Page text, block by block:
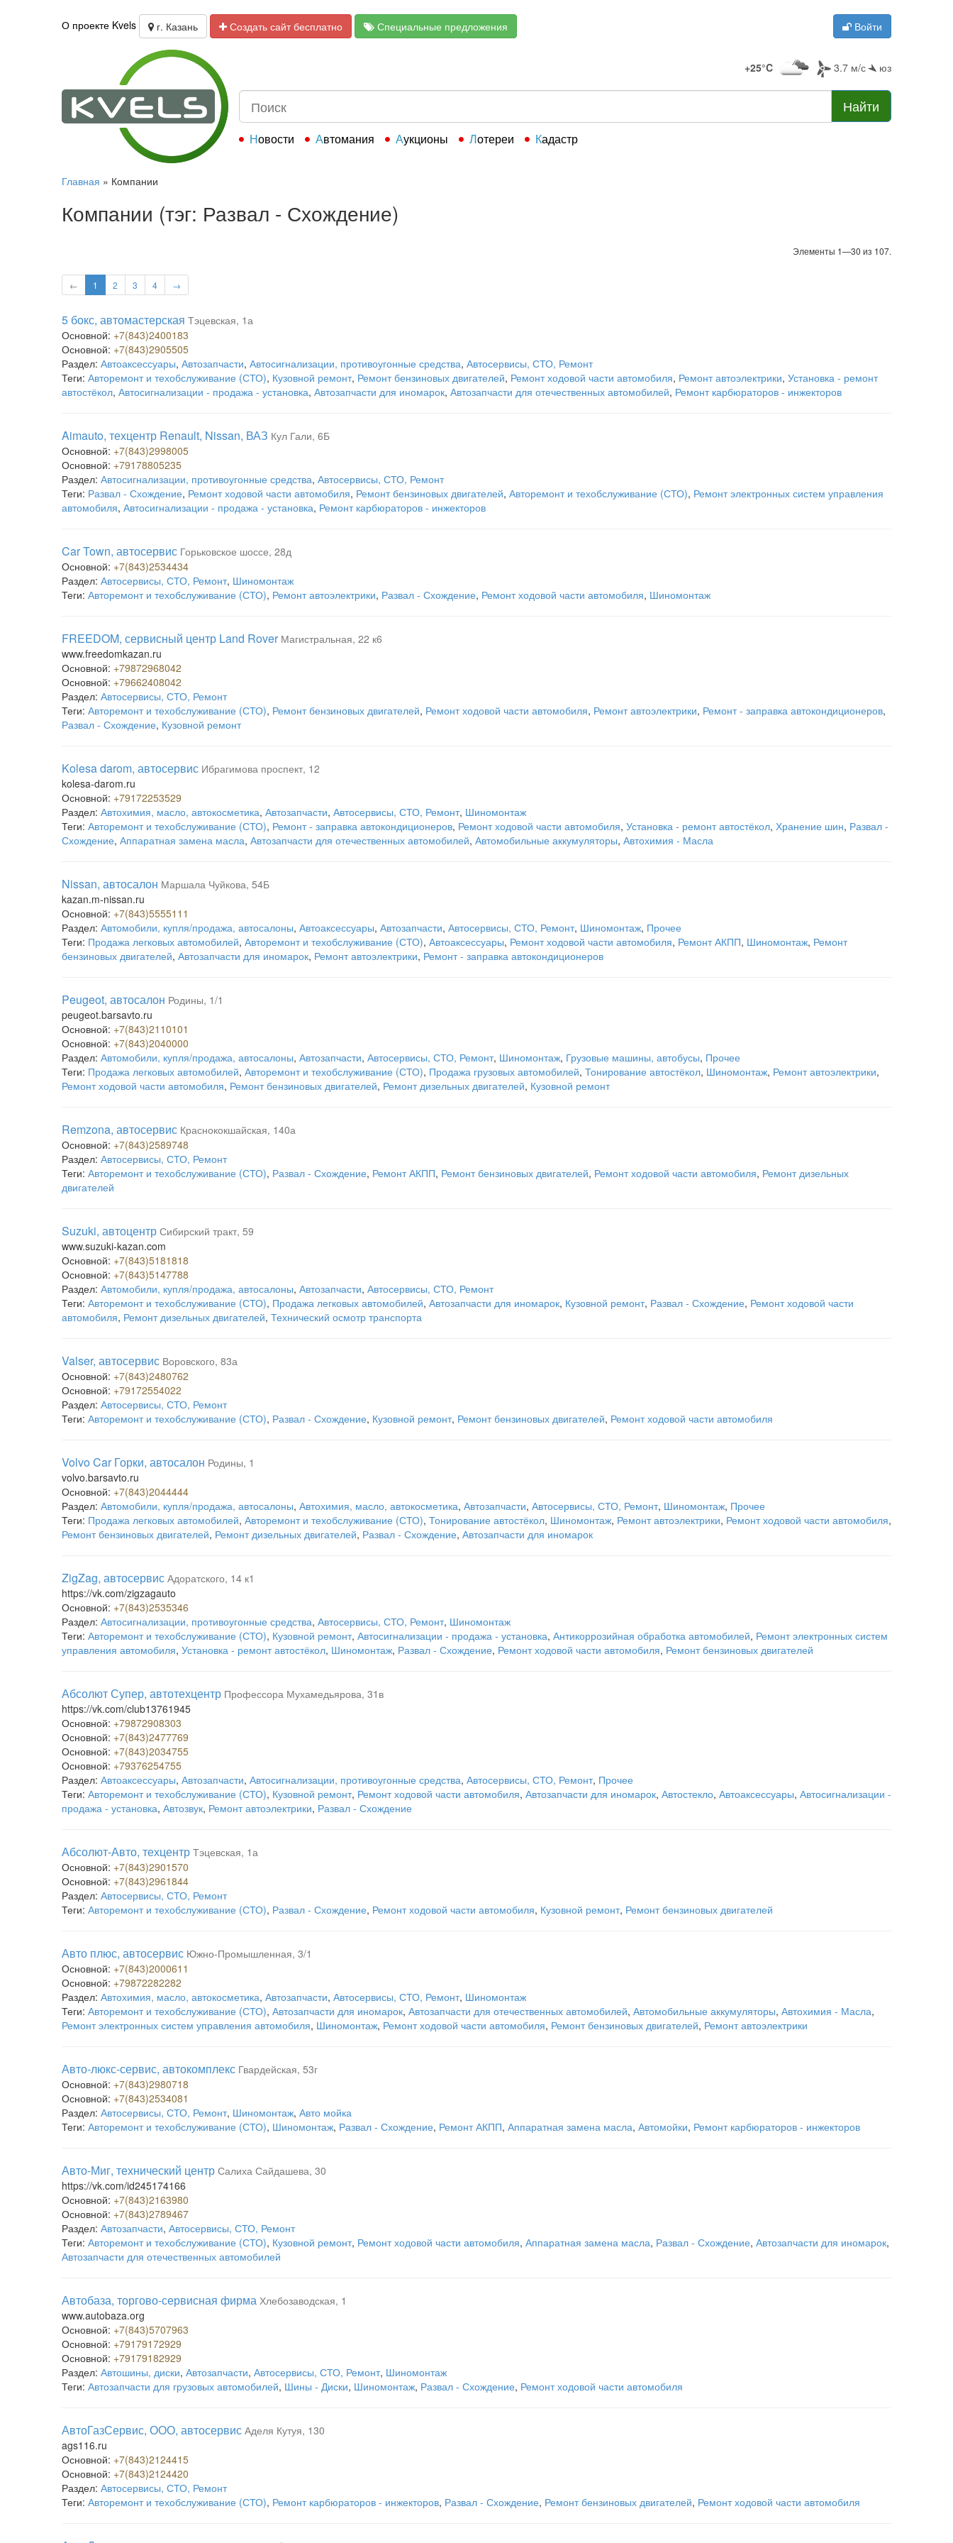
О проекте Kvels г. Казань Создать сайт бесплатно Специальные предложения Войти
+25°C 3.7 м/с юз
Найти
Новости Автомания Аукционы Лотереи Кадастр
Главная » Компании
Компании (тэг: Развал - Схождение)
Элементы 1—30 из 107.
← 1 2 3 4 →
5 бокс, автомастерская Тэцевская, 1а
Основной: +7(843)2400183
Основной: +7(843)2905505
Раздел: Автоаксессуары, Автозапчасти, Автосигнализации, противоугонные средства, Автосервисы, СТО, Ремонт
Теги: Авторемонт и техобслуживание (СТО), Кузовной ремонт, Ремонт бензиновых двигателей, Ремонт ходовой части автомобиля, Ремонт автоэлектрики, Установка - ремонт
автостёкол, Автосигнализации - продажа - установка, Автозапчасти для иномарок, Автозапчасти для отечественных автомобилей, Ремонт карбюраторов - инжекторов
Aimauto, техцентр Renault, Nissan, ВАЗ Кул Гали, 6Б
Основной: +7(843)2998005
Основной: +79178805235
Раздел: Автосигнализации, противоугонные средства, Автосервисы, СТО, Ремонт
Теги: Развал - Схождение, Ремонт ходовой части автомобиля, Ремонт бензиновых двигателей, Авторемонт и техобслуживание (СТО), Ремонт электронных систем управления
автомобиля, Автосигнализации - продажа - установка, Ремонт карбюраторов - инжекторов
Car Town, автосервис Горьковское шоссе, 28д
Основной: +7(843)2534434
Раздел: Автосервисы, СТО, Ремонт, Шиномонтаж
Теги: Авторемонт и техобслуживание (СТО), Ремонт автоэлектрики, Развал - Схождение, Ремонт ходовой части автомобиля, Шиномонтаж
FREEDOM, сервисный центр Land Rover Магистральная, 22 к6
www.freedomkazan.ru
Основной: +79872968042
Основной: +79662408042
Раздел: Автосервисы, СТО, Ремонт
Теги: Авторемонт и техобслуживание (СТО), Ремонт бензиновых двигателей, Ремонт ходовой части автомобиля, Ремонт автоэлектрики, Ремонт - заправка автокондиционеров,
Развал - Схождение, Кузовной ремонт
Kolesa darom, автосервис Ибрагимова проспект, 12
kolesa-darom.ru
Основной: +79172253529
Раздел: Автохимия, масло, автокосметика, Автозапчасти, Автосервисы, СТО, Ремонт, Шиномонтаж
Теги: Авторемонт и техобслуживание (СТО), Ремонт - заправка автокондиционеров, Ремонт ходовой части автомобиля, Установка - ремонт автостёкол, Хранение шин, Развал -
Схождение, Аппаратная замена масла, Автозапчасти для отечественных автомобилей, Автомобильные аккумуляторы, Автохимия - Масла
Nissan, автосалон Маршала Чуйкова, 54Б
kazan.m-nissan.ru
Основной: +7(843)5555111
Раздел: Автомобили, купля/продажа, автосалоны, Автоаксессуары, Автозапчасти, Автосервисы, СТО, Ремонт, Шиномонтаж, Прочее
Теги: Продажа легковых автомобилей, Авторемонт и техобслуживание (СТО), Автоаксессуары, Ремонт ходовой части автомобиля, Ремонт АКПП, Шиномонтаж, Ремонт
бензиновых двигателей, Автозапчасти для иномарок, Ремонт автоэлектрики, Ремонт - заправка автокондиционеров
Peugeot, автосалон Родины, 1/1
peugeot.barsavto.ru
Основной: +7(843)2110101
Основной: +7(843)2040000
Раздел: Автомобили, купля/продажа, автосалоны, Автозапчасти, Автосервисы, СТО, Ремонт, Шиномонтаж, Грузовые машины, автобусы, Прочее
Теги: Продажа легковых автомобилей, Авторемонт и техобслуживание (СТО), Продажа грузовых автомобилей, Тонирование автостёкол, Шиномонтаж, Ремонт автоэлектрики,
Ремонт ходовой части автомобиля, Ремонт бензиновых двигателей, Ремонт дизельных двигателей, Кузовной ремонт
Remzona, автосервис Краснококшайская, 140а
Основной: +7(843)2589748
Раздел: Автосервисы, СТО, Ремонт
Теги: Авторемонт и техобслуживание (СТО), Развал - Схождение, Ремонт АКПП, Ремонт бензиновых двигателей, Ремонт ходовой части автомобиля, Ремонт дизельных
двигателей
Suzuki, автоцентр Сибирский тракт, 59
www.suzuki-kazan.com
Основной: +7(843)5181818
Основной: +7(843)5147788
Раздел: Автомобили, купля/продажа, автосалоны, Автозапчасти, Автосервисы, СТО, Ремонт
Теги: Авторемонт и техобслуживание (СТО), Продажа легковых автомобилей, Автозапчасти для иномарок, Кузовной ремонт, Развал - Схождение, Ремонт ходовой части
автомобиля, Ремонт дизельных двигателей, Технический осмотр транспорта
Valser, автосервис Воровского, 83а
Основной: +7(843)2480762
Основной: +79172554022
Раздел: Автосервисы, СТО, Ремонт
Теги: Авторемонт и техобслуживание (СТО), Развал - Схождение, Кузовной ремонт, Ремонт бензиновых двигателей, Ремонт ходовой части автомобиля
Volvo Car Горки, автосалон Родины, 1
volvo.barsavto.ru
Основной: +7(843)2044444
Раздел: Автомобили, купля/продажа, автосалоны, Автохимия, масло, автокосметика, Автозапчасти, Автосервисы, СТО, Ремонт, Шиномонтаж, Прочее
Теги: Продажа легковых автомобилей, Авторемонт и техобслуживание (СТО), Тонирование автостёкол, Шиномонтаж, Ремонт автоэлектрики, Ремонт ходовой части автомобиля,
Ремонт бензиновых двигателей, Ремонт дизельных двигателей, Развал - Схождение, Автозапчасти для иномарок
ZigZag, автосервис Адоратского, 14 к1
https://vk.com/zigzagauto
Основной: +7(843)2535346
Раздел: Автосигнализации, противоугонные средства, Автосервисы, СТО, Ремонт, Шиномонтаж
Теги: Авторемонт и техобслуживание (СТО), Кузовной ремонт, Автосигнализации - продажа - установка, Антикоррозийная обработка автомобилей, Ремонт электронных систем
управления автомобиля, Установка - ремонт автостёкол, Шиномонтаж, Развал - Схождение, Ремонт ходовой части автомобиля, Ремонт бензиновых двигателей
Абсолют Супер, автотехцентр Профессора Мухамедьярова, 31в
https://vk.com/club13761945
Основной: +79872908303
Основной: +7(843)2477769
Основной: +7(843)2034755
Основной: +79376254755
Раздел: Автоаксессуары, Автозапчасти, Автосигнализации, противоугонные средства, Автосервисы, СТО, Ремонт, Прочее
Теги: Авторемонт и техобслуживание (СТО), Кузовной ремонт, Ремонт ходовой части автомобиля, Автозапчасти для иномарок, Автостекло, Автоаксессуары, Автосигнализации -
продажа - установка, Автозвук, Ремонт автоэлектрики, Развал - Схождение
Абсолют-Авто, техцентр Тэцевская, 1а
Основной: +7(843)2901570
Основной: +7(843)2961844
Раздел: Автосервисы, СТО, Ремонт
Теги: Авторемонт и техобслуживание (СТО), Развал - Схождение, Ремонт ходовой части автомобиля, Кузовной ремонт, Ремонт бензиновых двигателей
Авто плюс, автосервис Южно-Промышленная, 3/1
Основной: +7(843)2000611
Основной: +79872282282
Раздел: Автохимия, масло, автокосметика, Автозапчасти, Автосервисы, СТО, Ремонт, Шиномонтаж
Теги: Авторемонт и техобслуживание (СТО), Автозапчасти для иномарок, Автозапчасти для отечественных автомобилей, Автомобильные аккумуляторы, Автохимия - Масла,
Ремонт электронных систем управления автомобиля, Шиномонтаж, Ремонт ходовой части автомобиля, Ремонт бензиновых двигателей, Ремонт автоэлектрики
Авто-люкс-сервис, автокомплекс Гвардейская, 53г
Основной: +7(843)2980718
Основной: +7(843)2534081
Раздел: Автосервисы, СТО, Ремонт, Шиномонтаж, Авто мойка
Теги: Авторемонт и техобслуживание (СТО), Шиномонтаж, Развал - Схождение, Ремонт АКПП, Аппаратная замена масла, Автомойки, Ремонт карбюраторов - инжекторов
Авто-Миг, технический центр Салиха Сайдашева, 30
https://vk.com/id245174166
Основной: +7(843)2163980
Основной: +7(843)2789467
Раздел: Автозапчасти, Автосервисы, СТО, Ремонт
Теги: Авторемонт и техобслуживание (СТО), Кузовной ремонт, Ремонт ходовой части автомобиля, Аппаратная замена масла, Развал - Схождение, Автозапчасти для иномарок,
Автозапчасти для отечественных автомобилей
Автобаза, торгово-сервисная фирма Хлебозаводская, 1
www.autobaza.org
Основной: +7(843)5707963
Основной: +79179172929
Основной: +79179182929
Раздел: Автошины, диски, Автозапчасти, Автосервисы, СТО, Ремонт, Шиномонтаж
Теги: Автозапчасти для грузовых автомобилей, Шины - Диски, Шиномонтаж, Развал - Схождение, Ремонт ходовой части автомобиля
АвтоГазСервис, ООО, автосервис Аделя Кутуя, 130
ags116.ru
Основной: +7(843)2124415
Основной: +7(843)2124420
Раздел: Автосервисы, СТО, Ремонт
Теги: Авторемонт и техобслуживание (СТО), Ремонт карбюраторов - инжекторов, Развал - Схождение, Ремонт бензиновых двигателей, Ремонт ходовой части автомобиля